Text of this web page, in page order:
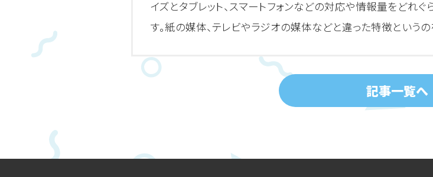
イズとタブレット、スマートフォンなどの対応や情報量をどれ
す。紙の媒体、テレビやラジオの媒体などと違った特徴という
記事一覧へ